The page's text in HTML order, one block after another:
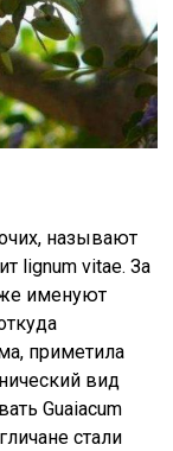
называют
lignum vitae. За
именуют
приметила
вид
Guaiacum
стали